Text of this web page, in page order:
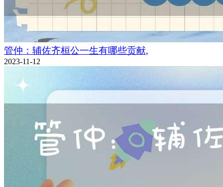
管仲：辅佐齐桓公一生有哪些贡献,
2023-11-12